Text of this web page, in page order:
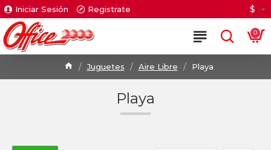
Iniciar Sesión Registrate $
0
Juguetes Aire Libre Playa
Playa